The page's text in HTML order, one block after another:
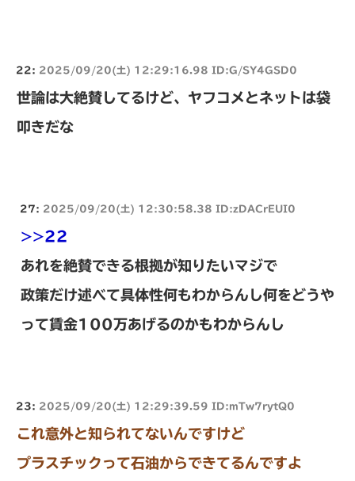
22: 2025/09/20(土) 12:29:16.98 ID:G/SY4GSD0
世論は大絶賛してるけど、ヤフコメとネットは袋
叩きだな
27: 2025/09/20(土) 12:30:58.38 ID:zDACrEUI0
>>22
あれを絶賛できる根拠が知りたいマジで
政策だけ述べて具体性何もわからんし何をどうや
って賃金100万あげるのかもわからんし
23: 2025/09/20(土) 12:29:39.59 ID:mTw7rytQ0
これ意外と知られてないんですけど
プラスチックって石油からできてるんですよ